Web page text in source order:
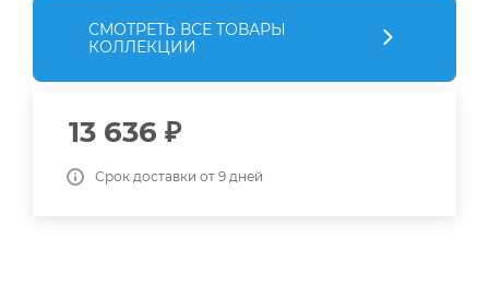
СМОТРЕТЬ ВСЕ ТОВАРЫ
КОЛЛЕКЦИИ
13 636 ₽
Срок доставки от 9 дней